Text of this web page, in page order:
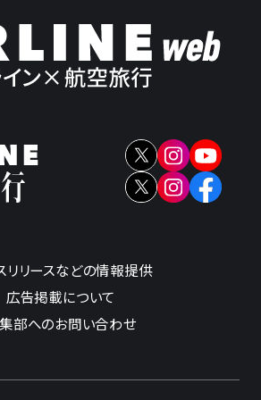
リリースなどの情報提供
広告掲載について
部へのお問い合わせ